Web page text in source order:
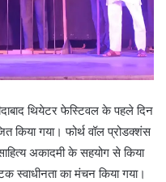
थियेटर फेस्टिवल के पहले दिन
किया गया। फोर्थ वॉल प्रोडक्शंस
अकादमी के सहयोग से किया
स्वाधीनता का मंचन किया गया।